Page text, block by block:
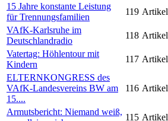
15 Jahre konstante Leistung
für Trennungsfamilien
119 Artikel
VAfK-Karlsruhe im
Deutschlandradio
118 Artikel
Vatertag: Höhlentour mit
Kindern
117 Artikel
ELTERNKONGRESS des
VAfK-Landesvereins BW am
15....
116 Artikel
Armutsbericht: Niemand weiß,
115 Artikel